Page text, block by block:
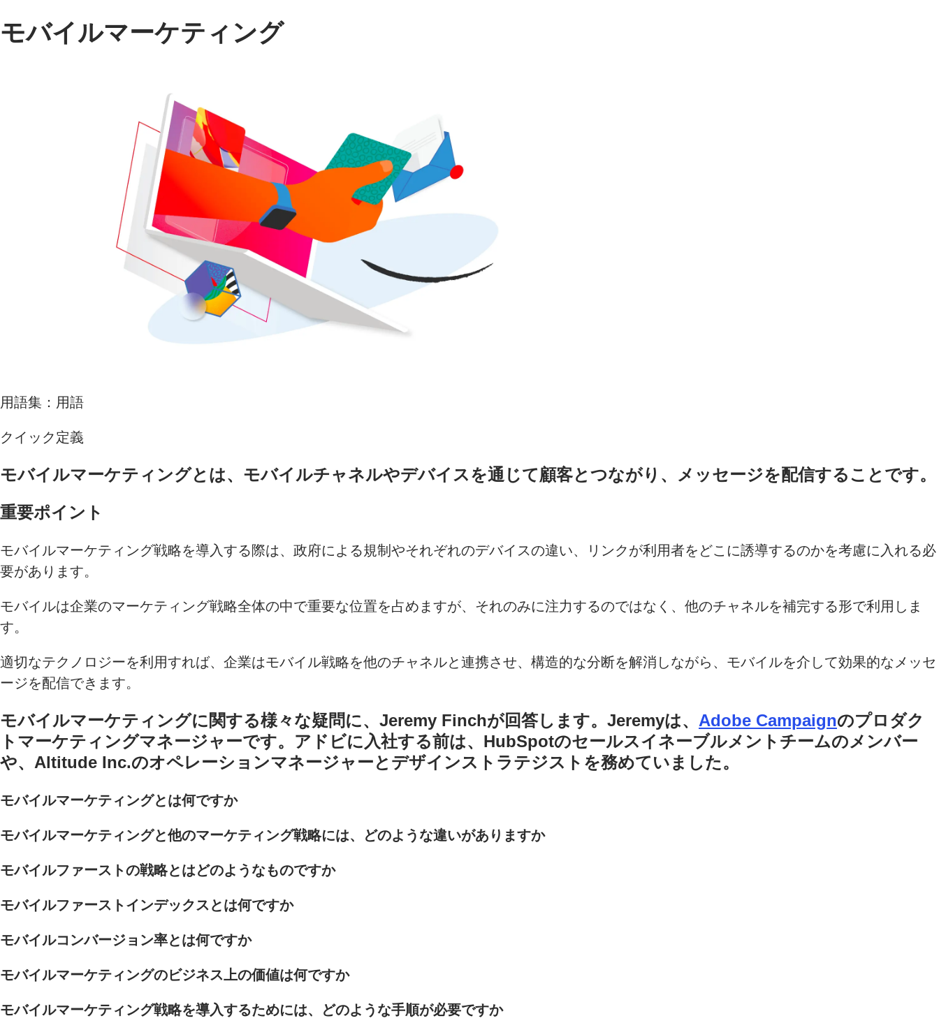
モバイルマーケティング
用語集：用語
クイック定義
モバイルマーケティングとは、モバイルチャネルやデバイスを通じて顧客とつながり、メッセージを配信することです。
重要ポイント
モバイルマーケティング戦略を導入する際は、政府による規制やそれぞれのデバイスの違い、リンクが利用者をどこに誘導するのかを考慮に入れる必
要があります。
モバイルは企業のマーケティング戦略全体の中で重要な位置を占めますが、それのみに注力するのではなく、他のチャネルを補完する形で利用しま
す。
適切なテクノロジーを利用すれば、企業はモバイル戦略を他のチャネルと連携させ、構造的な分断を解消しながら、モバイルを介して効果的なメッセ
ージを配信できます。
モバイルマーケティングに関する様々な疑問に、Jeremy Finchが回答します。Jeremyは、 Adobe Campaignのプロダク
トマーケティングマネージャーです。アドビに入社する前は、HubSpotのセールスイネーブルメントチームのメンバー
や、Altitude Inc.のオペレーションマネージャーとデザインストラテジストを務めていました。
モバイルマーケティングとは何ですか
モバイルマーケティングと他のマーケティング戦略には、どのような違いがありますか
モバイルファーストの戦略とはどのようなものですか
モバイルファーストインデックスとは何ですか
モバイルコンバージョン率とは何ですか
モバイルマーケティングのビジネス上の価値は何ですか
モバイルマーケティング戦略を導入するためには、どのような手順が必要ですか